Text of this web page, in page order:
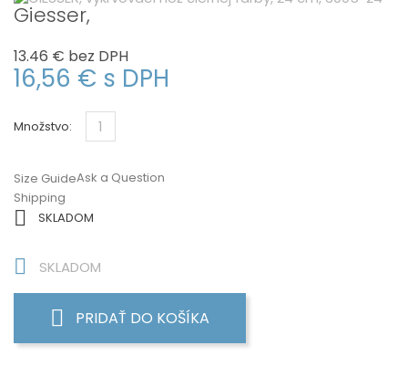
Giesser,
13.46 € bez DPH
16,56 € s DPH
Množstvo:
Size Guide
Shipping
Ask a Question
 SKLADOM
 SKLADOM
PRIDAŤ DO KOŠÍKA